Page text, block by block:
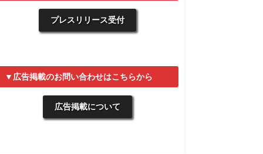
プレスリリース受付
▼広告掲載のお問い合わせはこちらから
広告掲載について